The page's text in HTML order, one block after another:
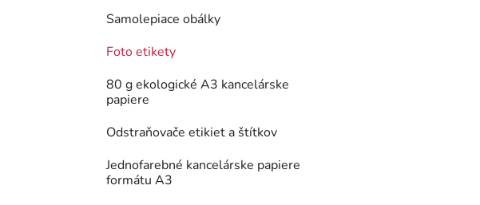
Samolepiace obálky
Foto etikety
80 g ekologické A3 kancelárske
papiere
Odstraňovače etikiet a štítkov
Jednofarebné kancelárske papiere
formátu A3